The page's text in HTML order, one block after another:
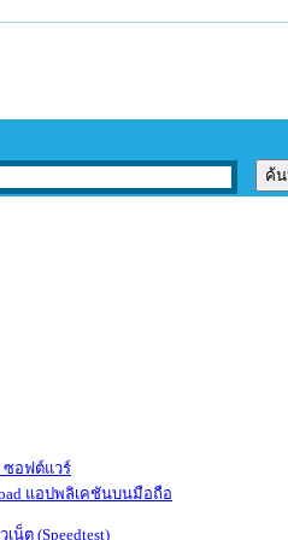
ซอฟต์แวร์
แอปพลิเคชันบนมือถือ
เน็ต (Speedtest)